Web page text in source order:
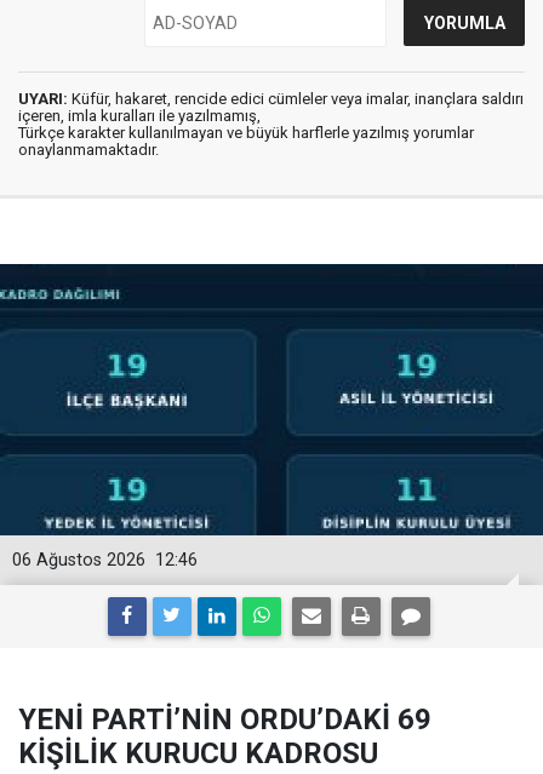
UYARI: Küfür, hakaret, rencide edici cümleler veya imalar, inançlara saldırı
içeren, imla kuralları ile yazılmamış,
Türkçe karakter kullanılmayan ve büyük harflerle yazılmış yorumlar
onaylanmamaktadır.
12:46
06 Ağustos 2026
YENİ PARTİ’NİN ORDU’DAKİ 69
KİŞİLİK KURUCU KADROSU